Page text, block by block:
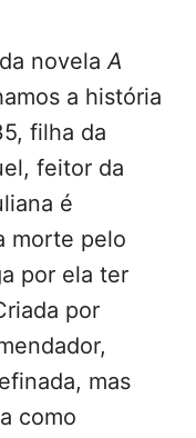
novelaA
a história
filha da
feitor da
é
morte pelo
por ela ter
por
mas
como